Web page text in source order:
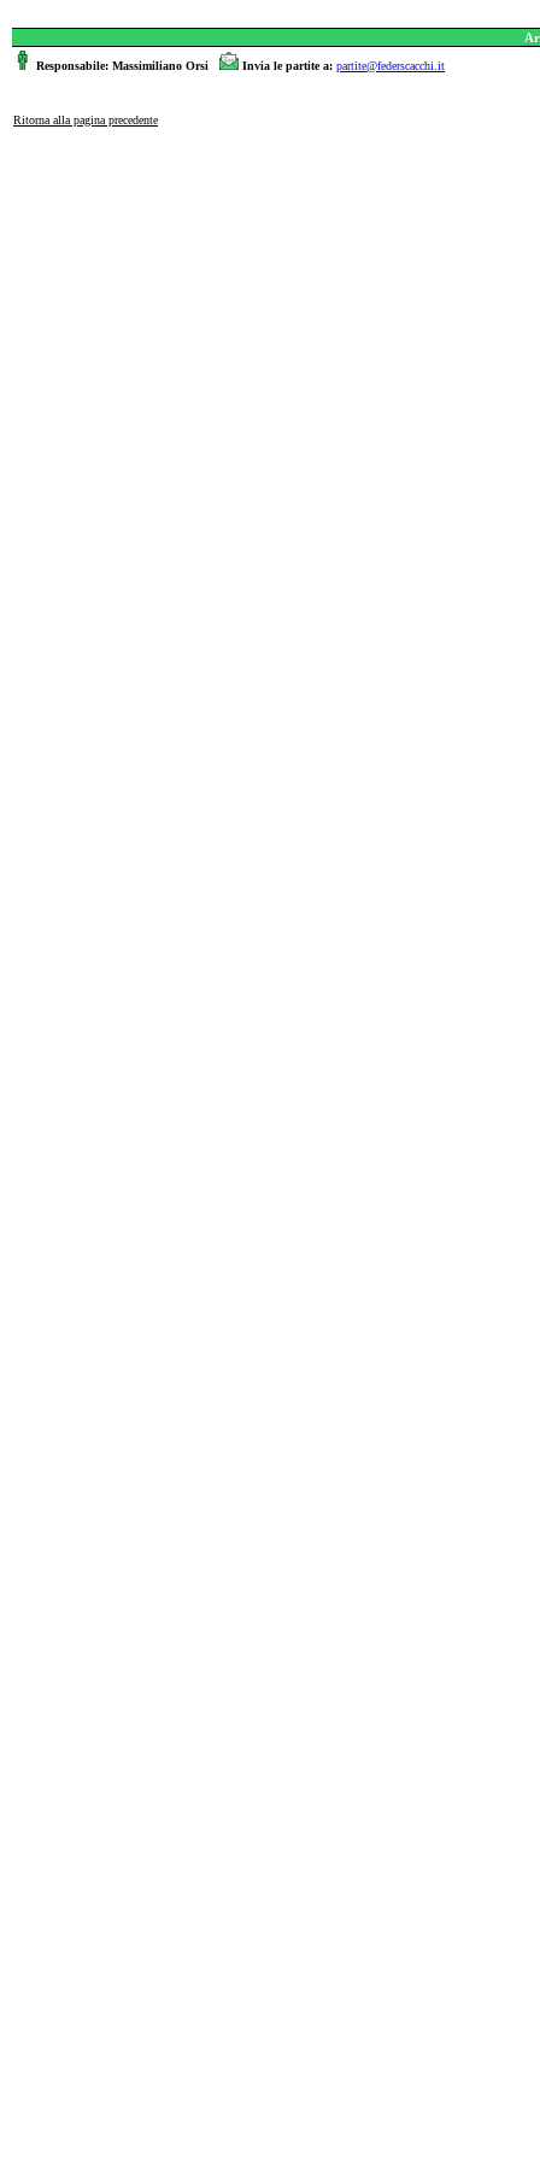
Responsabile: Massimiliano Orsi Invia le partite a: partite@federscacchi.it
Ritorna alla pagina precedente